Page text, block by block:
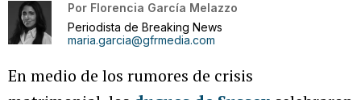
Por Florencia García Melazzo
Periodista de Breaking News
maria.garcia@gfrmedia.com
En medio de los rumores de crisis